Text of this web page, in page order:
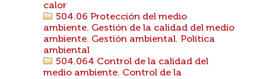
calor
504.06 Protección del medio
ambiente. Gestión de la calidad del medio
ambiente. Gestión ambiental. Política
ambiental
504.064 Control de la calidad del
medio ambiente. Control de la